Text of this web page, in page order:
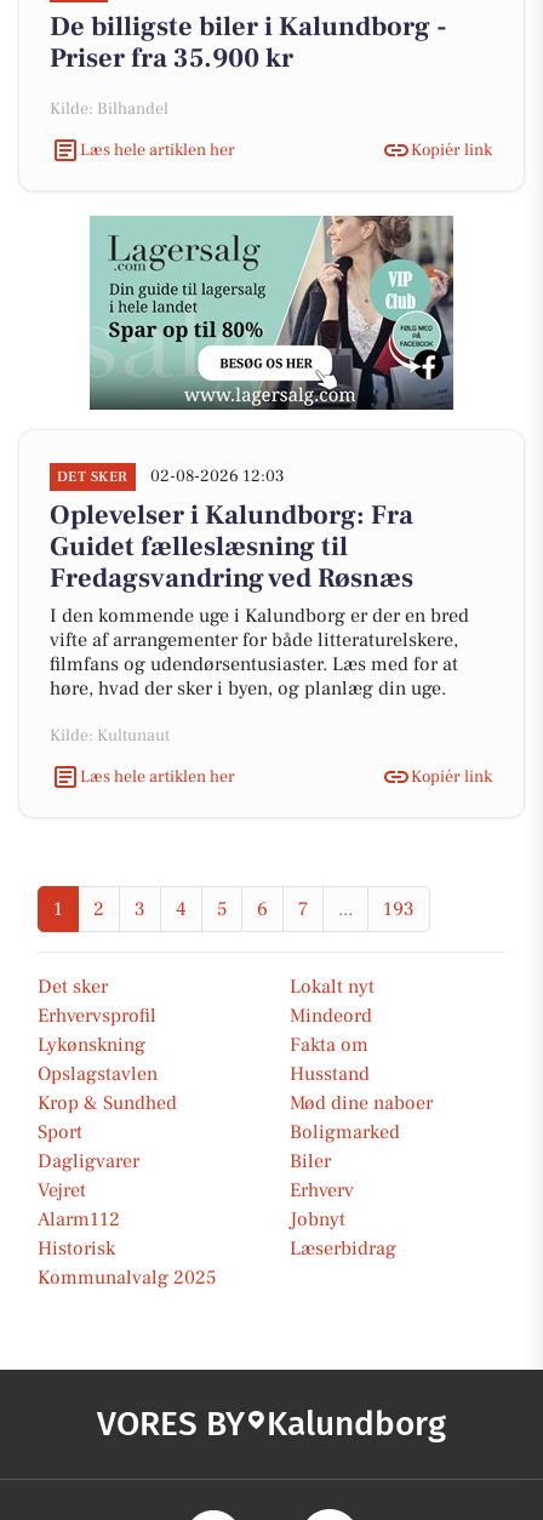
De billigste biler i Kalundborg -
Priser fra 35.900 kr
Kilde: Bilhandel
Læs hele artiklen her
Kopiér link
DET SKER 02-08-2026 12:03
Oplevelser i Kalundborg: Fra
Guidet fælleslæsning til
Fredagsvandring ved Røsnæs
I den kommende uge i Kalundborg er der en bred
vifte af arrangementer for både litteraturelskere,
filmfans og udendørsentusiaster. Læs med for at
høre, hvad der sker i byen, og planlæg din uge.
Kilde: Kultunaut
Læs hele artiklen her
Kopiér link
1 2 3 4 5 6 7 ... 193
Det sker
Lokalt nyt
Erhvervsprofil
Mindeord
Lykønskning
Fakta om
Opslagstavlen
Husstand
Krop & Sundhed
Mød dine naboer
Sport
Boligmarked
Dagligvarer
Biler
Vejret
Erhverv
Alarm112
Jobnyt
Historisk
Læserbidrag
Kommunalvalg 2025
VORES BY Kalundborg